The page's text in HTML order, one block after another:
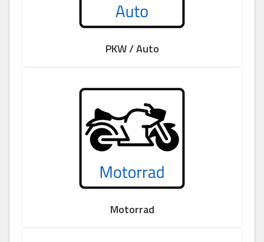
PKW / Auto
Motorrad